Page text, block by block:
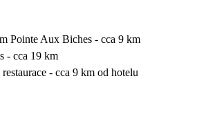
Pointe Aux Biches - cca 9 km
- cca 19 km
- cca 9 km od hotelu